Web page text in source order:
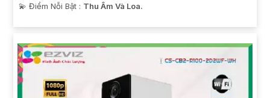
️💫 Điểm Nỗi Bật : Thu Âm Và Loa.